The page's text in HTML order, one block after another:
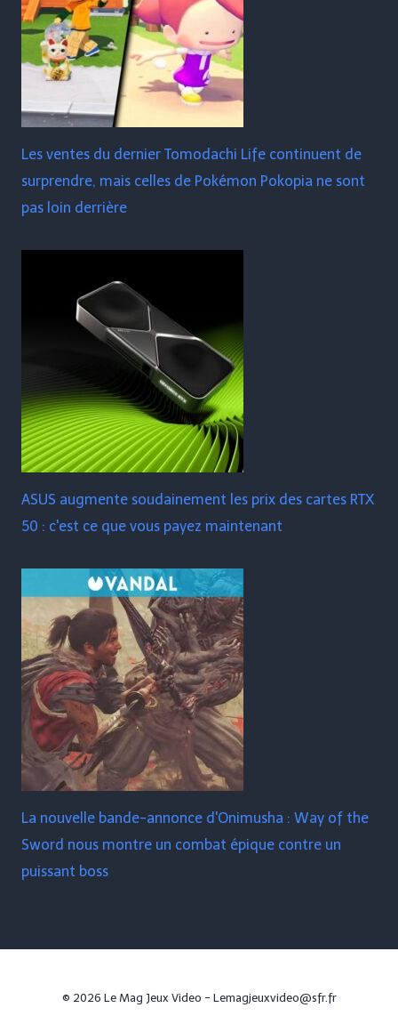
Les ventes du dernier Tomodachi Life continuent de
surprendre, mais celles de Pokémon Pokopia ne sont
pas loin derrière
ASUS augmente soudainement les prix des cartes RTX
50 : c'est ce que vous payez maintenant
La nouvelle bande-annonce d'Onimusha : Way of the
Sword nous montre un combat épique contre un
puissant boss
© 2026 Le Mag Jeux Video - Lemagjeuxvideo@sfr.fr